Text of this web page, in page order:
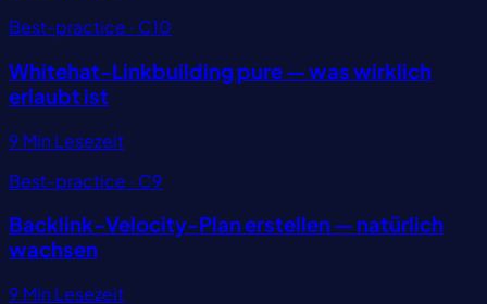
Best-practice · C10
Whitehat-Linkbuilding pure — was wirklich
erlaubt ist
9 Min Lesezeit
Best-practice · C9
Backlink-Velocity-Plan erstellen — natürlich
wachsen
9 Min Lesezeit